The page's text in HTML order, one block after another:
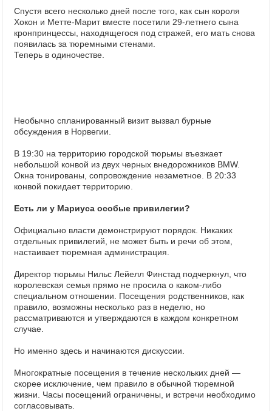
Спустя всего несколько дней после того, как сын короля
Хокон и Метте-Марит вместе посетили 29-летнего сына
кронпринцессы, находящегося под стражей, его мать снова
появилась за тюремными стенами.
Теперь в одиночестве.
Необычно спланированный визит вызвал бурные
обсуждения в Норвегии.
В 19:30 на территорию городской тюрьмы въезжает
небольшой конвой из двух черных внедорожников BMW.
Окна тонированы, сопровождение незаметное. В 20:33
конвой покидает территорию.
Есть ли у Мариуса особые привилегии?
Официально власти демонстрируют порядок. Никаких
отдельных привилегий, не может быть и речи об этом,
настаивает тюремная администрация.
Директор тюрьмы Нильс Лейелл Финстад подчеркнул, что
королевская семья прямо не просила о каком-либо
специальном отношении. Посещения родственников, как
правило, возможны несколько раз в неделю, но
рассматриваются и утверждаются в каждом конкретном
случае.
Но именно здесь и начинаются дискуссии.
Многократные посещения в течение нескольких дней —
скорее исключение, чем правило в обычной тюремной
жизни. Часы посещений ограничены, и встречи необходимо
согласовывать.